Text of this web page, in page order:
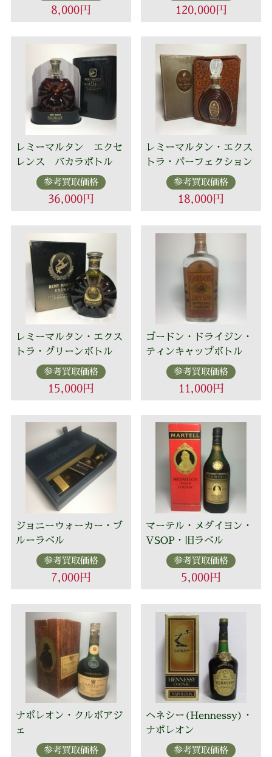
8,000円 120,000円
レミーマルタン エクセ
レンス バカラボトル
参考買取価格
36,000円
レミーマルタン・エクス
トラ・パーフェクション
参考買取価格
18,000円
レミーマルタン・エクス
トラ・グリーンボトル
参考買取価格
15,000円
ゴードン・ドライジン・
ティンキャップボトル
参考買取価格
11,000円
ジョニーウォーカー・ブ
ルーラベル
参考買取価格
7,000円
マーテル・メダイヨン・
VSOP・旧ラベル
参考買取価格
5,000円
ナポレオン・クルボアジ
ェ
参考買取価格
ヘネシー(Hennessy)・
ナポレオン
参考買取価格